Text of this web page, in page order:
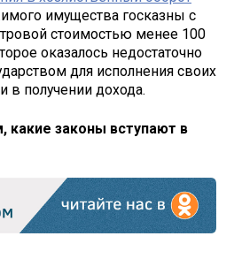
имущества госказны с
стоимостью менее 100
оказалось недостаточно
для исполнения своих
в получении дохода.
какие законы вступают в